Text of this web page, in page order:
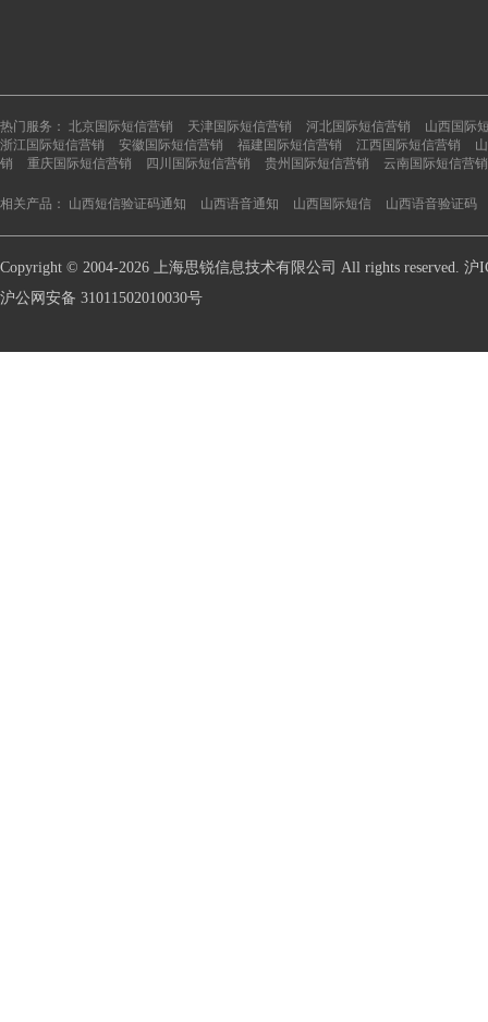
热门服务： 北京国际短信营销 天津国际短信营销 河北国际短信营销
山西国际
浙江国际短信营销
安徽国际短信营销 福建国际短信营销 江西国际短信营销
销
重庆国际短信营销 四川国际短信营销 贵州国际短信营销 云南国际短信营销
相关产品： 山西短信验证码通知 山西语音通知 山西国际短信 山西语音验证码
Copyright © 2004-2026 上海思锐信息技术有限公司 All rights reserved. 沪
沪公网安备 31011502010030号